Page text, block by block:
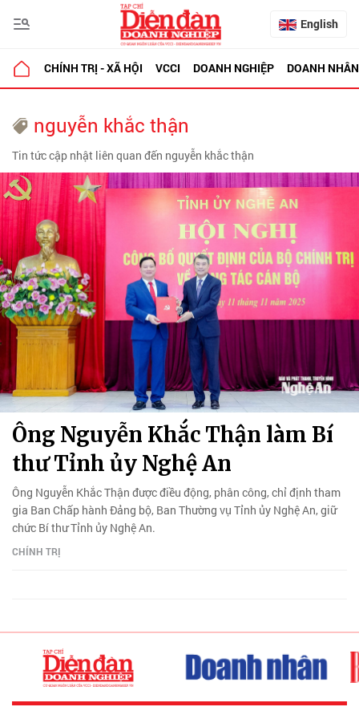
English
CHÍNH TRỊ - XÃ HỘI VCCI DOANH NGHIỆP DOANH NHÂN
nguyễn khắc thận
Tin tức cập nhật liên quan đến nguyễn khắc thận
Ông Nguyễn Khắc Thận làm Bí
thư Tỉnh ủy Nghệ An
Ông Nguyễn Khắc Thận được điều động, phân công, chỉ định tham
gia Ban Chấp hành Đảng bộ, Ban Thường vụ Tỉnh ủy Nghệ An, giữ
chức Bí thư Tỉnh ủy Nghệ An.
CHÍNH TRỊ